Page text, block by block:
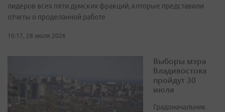
лидеров всех пяти думских фракций, которые представили
отчеты о проделанной работе
10:17, 28 июля 2026
Выборы мэра
Владивостока
пройдут 30
июля
Градоначальник